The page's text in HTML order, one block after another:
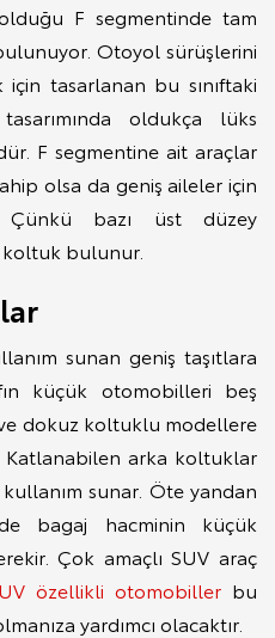
F segmentinde tam
Otoyol sürüşlerini
tasarlanan bu sınıftaki
oldukça lüks
F segmentine ait araçlar
olsa da geniş aileler için
Çünkü bazı üst düzey
bulunur.
sunan geniş taşıtlara
küçük otomobilleri beş
dokuz koltuklu modellere
arka koltuklar
sunar. Öte yandan
bagaj hacminin küçük
Çok amaçlı SUV araç
özellikli otomobiller bu
yardımcı olacaktır.